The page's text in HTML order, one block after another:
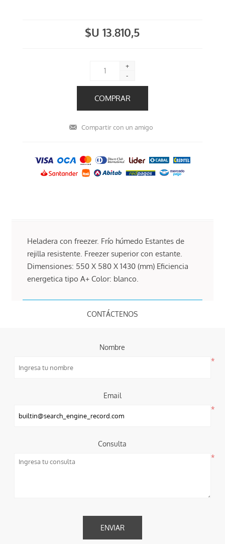
$U 13.810,5
+
-
Heladera con freezer. Frío húmedo Estantes de
rejilla resistente. Freezer superior con estante.
Dimensiones: 550 X 580 X 1430 (mm) Eficiencia
energetica tipo A+ Color: blanco.
CONTÁCTENOS
Nombre
*
Email
*
Consulta
*